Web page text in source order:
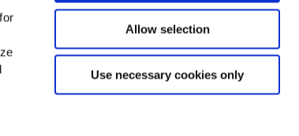
Allow selection
Use necessary cookies only